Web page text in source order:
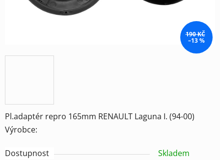
Pl.adaptér repro 165mm RENAULT Laguna I. (94-00)
Výrobce:
Dostupnost
Skladem
190 KČ
–13 %